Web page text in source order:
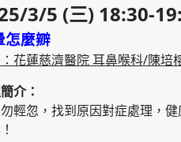
3/5 (三) 18:30-
怎麼辧
花蓮慈濟醫院 耳鼻喉科/陳培
介：
輕忽，找到原因對症處理，